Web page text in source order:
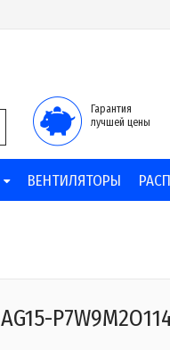
Гарантия
лучшей цены
ВЕНТИЛЯТОРЫ
AG15-